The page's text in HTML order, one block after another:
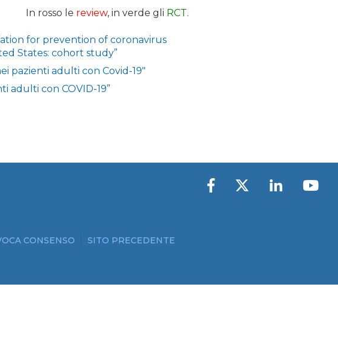
In rosso le review, in verde gli RCT.
for prevention of coronavirus
States: cohort study”
pazienti adulti con Covid-19″
adulti con COVID-19”
CONSENSO SITO PRECEDENTE